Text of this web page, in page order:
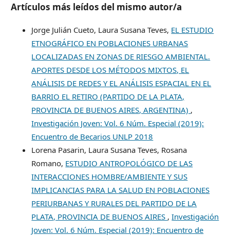
Artículos más leídos del mismo autor/a
Jorge Julián Cueto, Laura Susana Teves, EL ESTUDIO
ETNOGRÁFICO EN POBLACIONES URBANAS
LOCALIZADAS EN ZONAS DE RIESGO AMBIENTAL.
APORTES DESDE LOS MÉTODOS MIXTOS, EL
ANÁLISIS DE REDES Y EL ANÁLISIS ESPACIAL EN EL
BARRIO EL RETIRO (PARTIDO DE LA PLATA,
PROVINCIA DE BUENOS AIRES, ARGENTINA) ,
Investigación Joven: Vol. 6 Núm. Especial (2019):
Encuentro de Becarios UNLP 2018
Lorena Pasarin, Laura Susana Teves, Rosana
Romano, ESTUDIO ANTROPOLÓGICO DE LAS
INTERACCIONES HOMBRE/AMBIENTE Y SUS
IMPLICANCIAS PARA LA SALUD EN POBLACIONES
PERIURBANAS Y RURALES DEL PARTIDO DE LA
PLATA, PROVINCIA DE BUENOS AIRES ,Investigación
Joven: Vol. 6 Núm. Especial (2019): Encuentro de